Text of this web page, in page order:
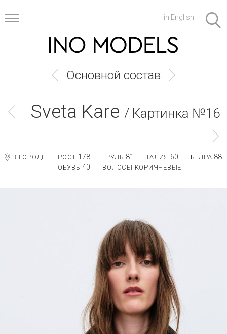
in English
Основной состав
Sveta Kare / Картинка №16
В ГОРОДЕ РОСТ 178 ГРУДЬ 81 ТАЛИЯ 60 БЕДРА 88
ОБУВЬ40 ВОЛОСЫ КОРИЧНЕВЫЕ